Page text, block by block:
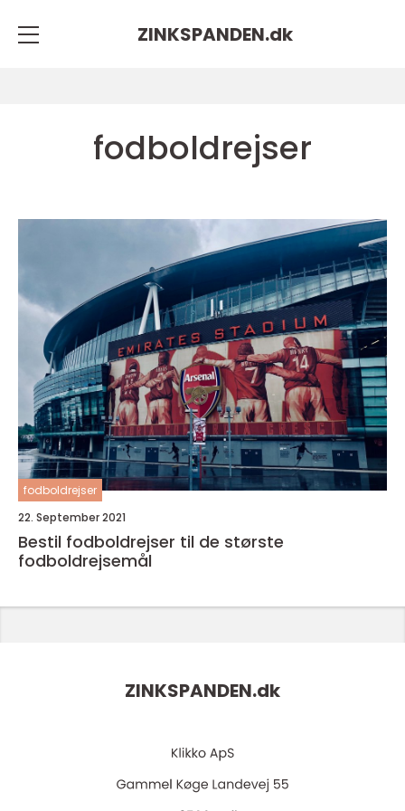
ZINKSPANDEN.dk
fodboldrejser
fodboldrejser
22. September 2021
Bestil fodboldrejser til de største
fodboldrejsemål
ZINKSPANDEN.dk